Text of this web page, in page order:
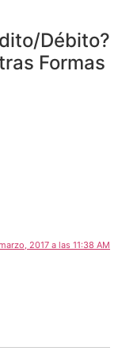
Débito?
Formas
2017 a las 11:38 AM